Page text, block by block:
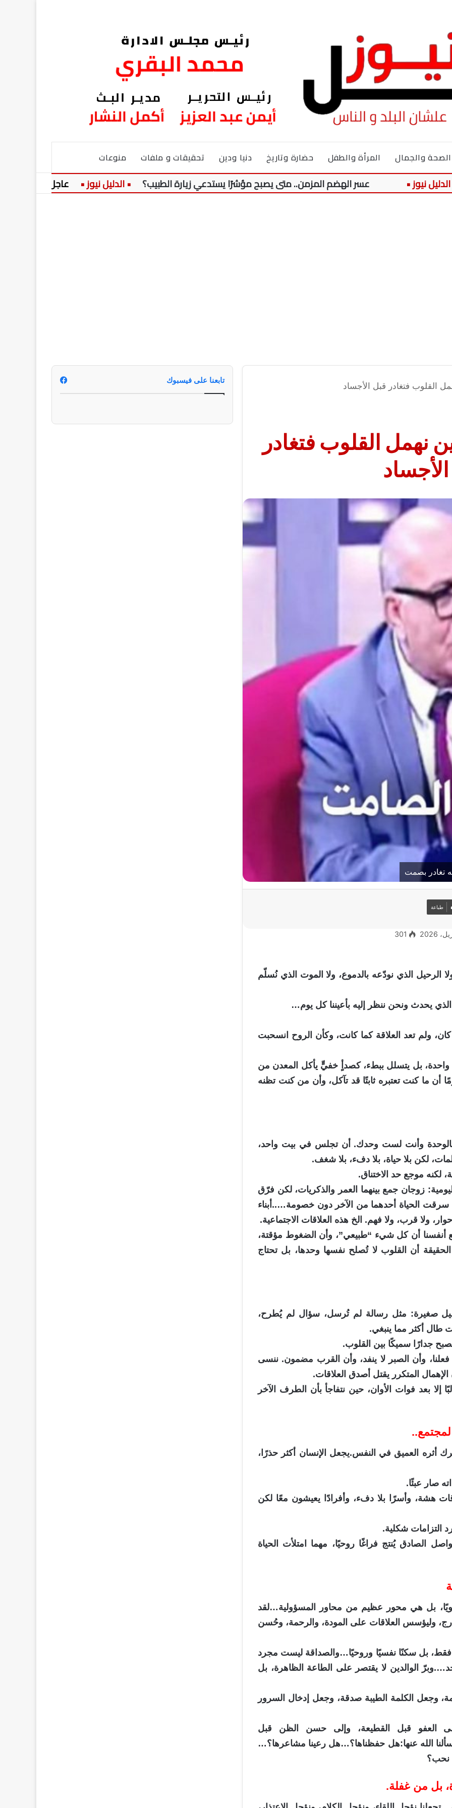
الصحة والجمال المرأة والطفل حضارة وتاريخ دنيا ودين تحقيقات و ملفات منوعات
عسر الهضم المزمن.. متى يصبح مؤشرًا يستدعي زيارة الطبيب؟ عاجل:
القلوب فتغادر قبل الأجساد
نهمل القلوب فتغادر
تغادر بصمت
301
الرحيل الذي نودّعه بالدموع، ولا الموت الذي نُسلّم
يحدث ونحن ننظر إليه بأعيننا كل يوم…
ولم تعد العلاقة كما كانت، وكأن الروح انسحبت
واحدة، بل يتسلل ببطء، كصدأٍ خفيٍّ يأكل المعدن من
أن ما كنت تعتبره ثابتًا قد تآكل، وأن من كنت تظنه
بالوحدة وأنت لست وحدك. أن تجلس في بيت واحد،
لكن بلا حياة، بلا دفء، بلا شغف.
لكنه موجع حد الاختناق.
زوجان جمع بينهما العمر والذكريات، لكن فرّق
سرقت الحياة أحدهما من الآخر دون خصومة…..أبناء
ولا قرب، ولا فهم. الخ هذه العلاقات الاجتماعية.
أنفسنا أن كل شيء “طبيعي”، وأن الضغوط مؤقتة،
أن القلوب لا تُصلح نفسها وحدها، بل تحتاج
صغيرة: مثل رسالة لم تُرسل، سؤال لم يُطرح،
طال أكثر مما ينبغي.
جدارًا سميكًا بين القلوب.
وأن الصبر لا ينفد، وأن القرب مضمون. ننسى
المتكرر يقتل أصدق العلاقات.
إلا بعد فوات الأوان، حين نتفاجأ بأن الطرف الآخر
أثره العميق في النفس.يجعل الإنسان أكثر حذرًا،
صار عبئًا.
هشة، وأسرًا بلا دفء، وأفرادًا يعيشون معًا لكن
التزامات شكلية.
الصادق يُنتج فراغًا روحيًا، مهما امتلأت الحياة
بل هي محور عظيم من محاور المسؤولية…لقد
وليؤسس العلاقات على المودة، والرحمة، وحُسن
بل سكنًا نفسيًا وروحيًا…والصداقة ليست مجرد
الوالدين لا يقتصر على الطاعة الظاهرة، بل
وجعل الكلمة الطيبة صدقة، وجعل إدخال السرور
العفو قبل القطيعة، وإلى حسن الظن قبل
الله عنها:هل حفظناها؟…هل رعينا مشاعرها؟…
نحب؟
بل من غفلة.
طباعة
تابعنا على فيسبوك